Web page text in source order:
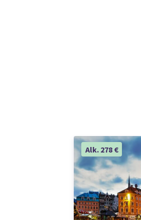
Alk. 278 €